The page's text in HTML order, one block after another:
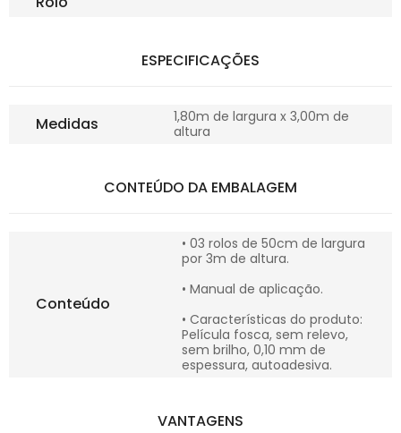
ESPECIFICAÇÕES
Medidas
1,80m de largura x 3,00m de
altura
CONTEÚDO DA EMBALAGEM
Conteúdo
• 03 rolos de 50cm de largura
por 3m de altura.
• Manual de aplicação.
• Características do produto:
Película fosca, sem relevo,
sem brilho, 0,10 mm de
espessura, autoadesiva.
VANTAGENS